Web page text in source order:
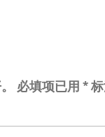
必填项已用 *